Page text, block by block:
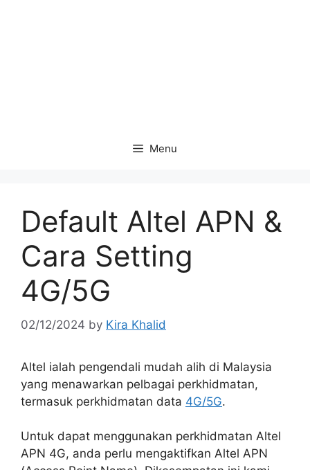
Menu
Default Altel APN &
Cara Setting
4G/5G
02/12/2024 by Kira Khalid
Altel ialah pengendali mudah alih di Malaysia
yang menawarkan pelbagai perkhidmatan,
termasuk perkhidmatan data 4G/5G.
Untuk dapat menggunakan perkhidmatan Altel
APN 4G, anda perlu mengaktifkan Altel APN